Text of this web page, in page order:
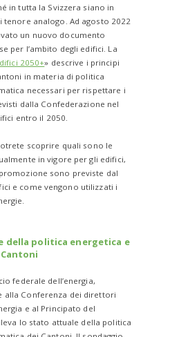
in tutta la Svizzera siano in
tenore analogo. Ad agosto 2022
un nuovo documento
per l’ambito degli edifici. La
2050+» descrive i principi
in materia di politica
necessari per rispettare i
dalla Confederazione nel
entro il 2050.
scoprire quali sono le
in vigore per gli edifici,
sono previste dal
e come vengono utilizzati i
della politica energetica e
federale dell’energia,
alla Conferenza dei direttori
e al Principato del
lo stato attuale della politica